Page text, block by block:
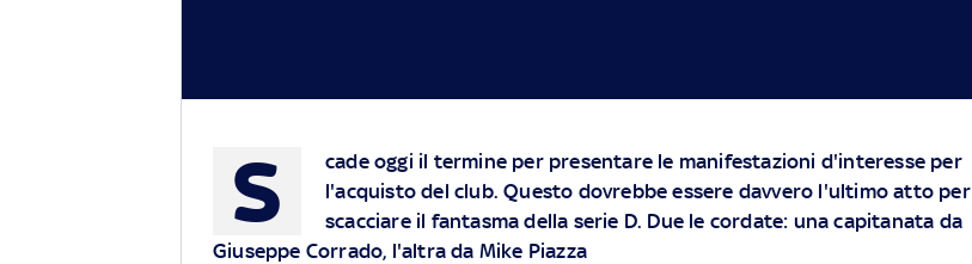
S
cade oggi il termine per presentare le manifestazioni d'interesse per
l'acquisto del club. Questo dovrebbe essere davvero l'ultimo atto per
scacciare il fantasma della serie D. Due le cordate: una capitanata da
Giuseppe Corrado, l'altra da Mike Piazza